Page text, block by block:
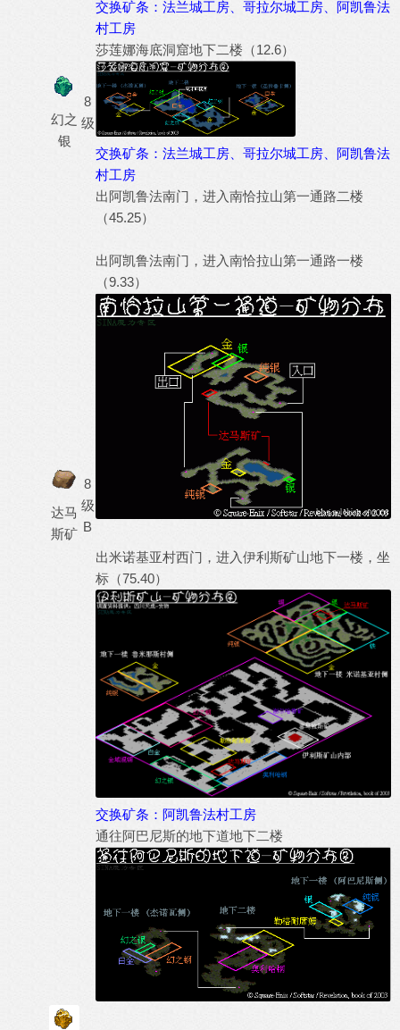
交换矿条：法兰城工房、哥拉尔城工房、阿凯鲁法
村工房
幻之
银
8
级
莎莲娜海底洞窟地下二楼（12.6）
交换矿条：法兰城工房、哥拉尔城工房、阿凯鲁法
村工房
达马
斯矿
8
级
B
出阿凯鲁法南门，进入南恰拉山第一通路二楼
（45.25）
出阿凯鲁法南门，进入南恰拉山第一通路一楼
（9.33）
出米诺基亚村西门，进入伊利斯矿山地下一楼，坐
标（75.40）
交换矿条：阿凯鲁法村工房
通往阿巴尼斯的地下道地下二楼